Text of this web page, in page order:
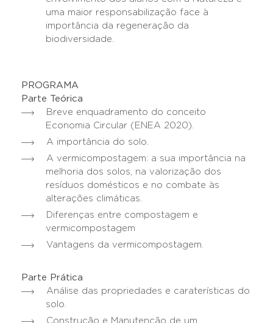
uma maior responsabilização face à
importância da regeneração da
biodiversidade.
PROGRAMA
Parte Teórica
Breve enquadramento do conceito
Economia Circular (ENEA 2020).
A importância do solo.
A vermicompostagem: a sua importância na
melhoria dos solos, na valorização dos
resíduos domésticos e no combate às
alterações climáticas.
Diferenças entre compostagem e
vermicompostagem
Vantagens da vermicompostagem.
Parte Prática
Análise das propriedades e caraterísticas do
solo.
Construção e Manutenção de um